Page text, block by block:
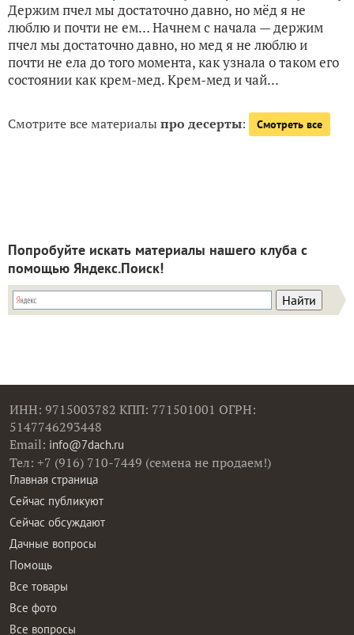
Держим пчел мы достаточно давно, но мёд я не
люблю и почти не ем… Начнем с начала — держим
пчел мы достаточно давно, но мед я не люблю и
почти не ела до того момента, как узнала о таком его
состоянии как крем-мед. Крем-мед и чай...
Смотрите все материалыпро десерты: Смотреть все
Попробуйте искать материалы нашего клуба с
помощью Яндекс.Поиск!
ИНН: 9715003782 КПП: 771501001 ОГРН:
5147746293448
Email: info@7dach.ru
Тел: +7 (916) 710-7449 (семена не продаем!)
Главная страница
Сейчас публикуют
Сейчас обсуждают
Дачные вопросы
Помощь
Все товары
Все фото
Все вопросы